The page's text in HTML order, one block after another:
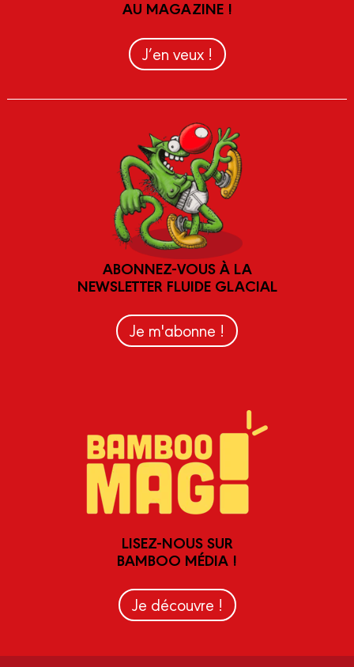
AU MAGAZINE !
J’en veux !
ABONNEZ-VOUS À LA
NEWSLETTER FLUIDE GLACIAL
Je m'abonne !
LISEZ-NOUS SUR
BAMBOO MÉDIA !
Je découvre !